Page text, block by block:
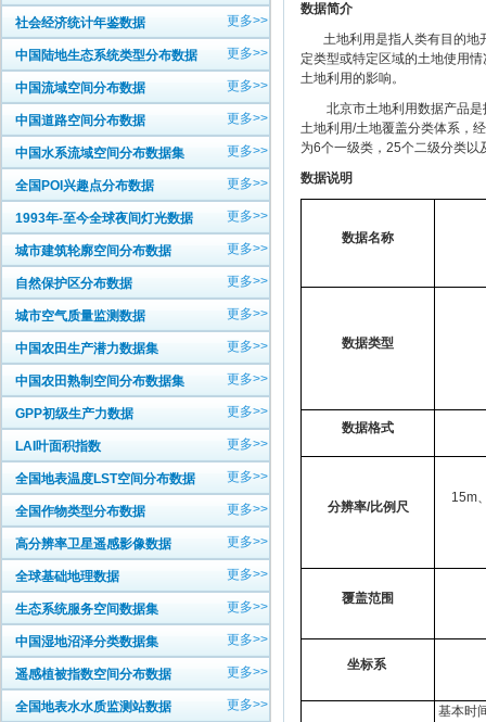
社会经济统计年鉴数据 更多>>
中国陆地生态系统类型分布数据 更多>>
中国流域空间分布数据 更多>>
中国道路空间分布数据 更多>>
中国水系流域空间分布数据集 更多>>
全国POI兴趣点分布数据 更多>>
1993年-至今全球夜间灯光数据 更多>>
城市建筑轮廓空间分布数据 更多>>
自然保护区分布数据 更多>>
城市空气质量监测数据 更多>>
中国农田生产潜力数据集 更多>>
中国农田熟制空间分布数据集 更多>>
GPP初级生产力数据 更多>>
LAI叶面积指数 更多>>
全国地表温度LST空间分布数据 更多>>
全国作物类型分布数据 更多>>
高分辨率卫星遥感影像数据 更多>>
全球基础地理数据 更多>>
生态系统服务空间数据集 更多>>
中国湿地沼泽分类数据集 更多>>
遥感植被指数空间分布数据 更多>>
全国地表水水质监测站数据 更多>>
数据简介
土地利用是指人类有目的地
定类型或特定区域的土地使用
土地利用的影响。
北京市土地利用数据产品是
土地利用/土地覆盖分类体系，
为6个一级类，25个二级分类以
数据说明
数据名称
数据类型
数据格式
分辨率/比例尺
15m
覆盖范围
坐标系
基本